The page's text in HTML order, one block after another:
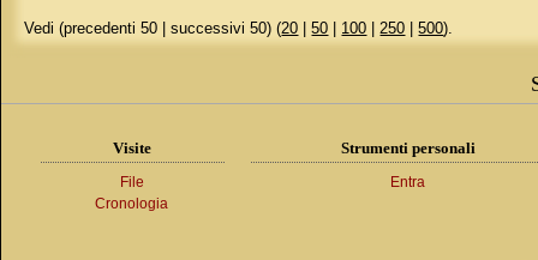
Vedi (precedenti 50 | successivi 50) (20 |50 100 250 |500).
Visite
File
Cronologia
Strumenti personali
Entra